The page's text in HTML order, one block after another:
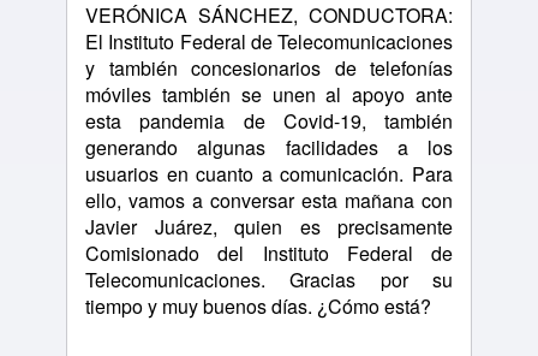
VERÓNICA SÁNCHEZ, CONDUCTORA:
El Instituto Federal de Telecomunicaciones
y también concesionarios de telefonías
móviles también se unen al apoyo ante
esta pandemia de Covid-19, también
generando algunas facilidades a los
usuarios en cuanto a comunicación. Para
ello, vamos a conversar esta mañana con
Javier Juárez, quien es precisamente
Comisionado del Instituto Federal de
Telecomunicaciones. Gracias por su
tiempo y muy buenos días. ¿Cómo está?